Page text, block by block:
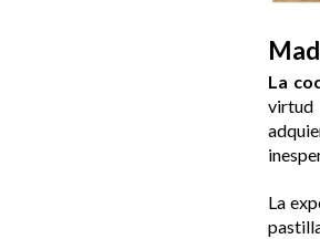
La
virtud
La